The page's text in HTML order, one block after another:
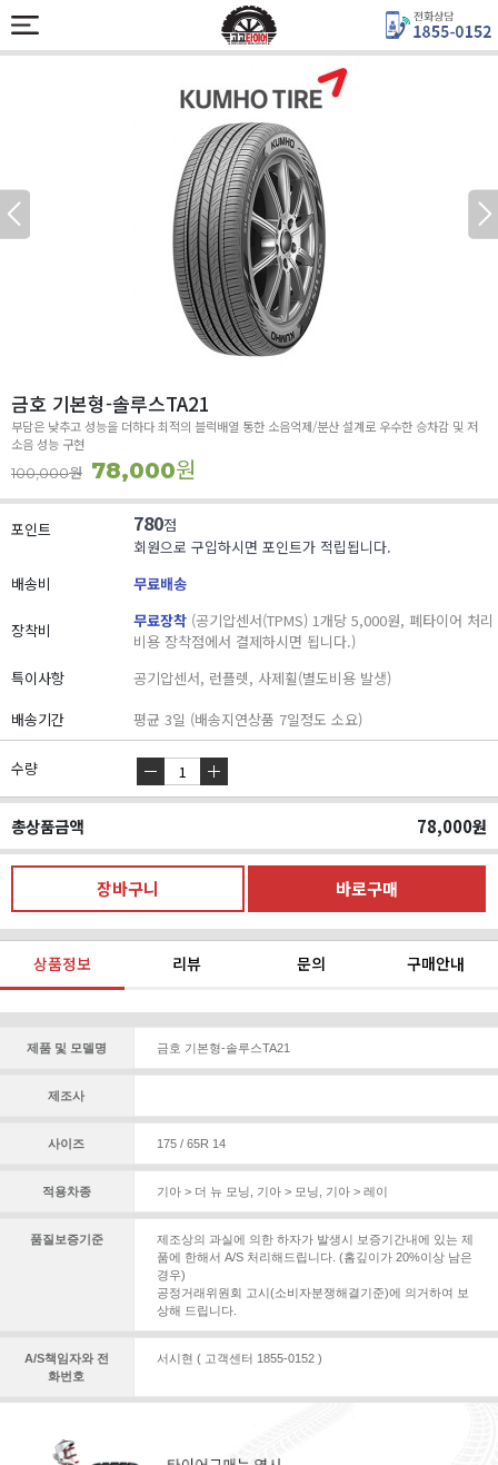
금호 기본형-솔루스TA21
부담은 낮추고 성능을 더하다 최적의 블럭배열 통한 소음억제/분산 설계로 우수한 승차감 및 저
소음 성능 구현
100,000원 78,000원
포인트 780점
회원으로 구입하시면 포인트가 적립됩니다.
배송비
무료배송
장착비 무료장착 (공기압센서(TPMS) 1개당 5,000원, 폐타이어 처리
비용 장착점에서 결제하시면 됩니다.)
특이사항
공기압센서, 런플렛, 사제휠(별도비용 발생)
배송기간
평균 3일 (배송지연상품 7일정도 소요)
수량
총상품금액 78,000원
상품정보 리뷰 문의 구매안내
제품 및 모델명 금호 기본형-솔루스TA21
제조사
사이즈 175 / 65R 14
적용차종 기아 > 더 뉴 모닝 기아 > 모닝 기아 > 레이
품질보증기준
제조상의 과실에 의한 하자가 발생시 보증기간내에 있는 제
품에 한해서 A/S 처리해드립니다. (홈깊이가 20%이상 남은
경우)
공정거래위원회 고시(소비자분쟁해결기준)에 의거하여 보
상해 드립니다.
A/S책임자와 전
화번호
서시현 ( 고객센터 1855-0152 )